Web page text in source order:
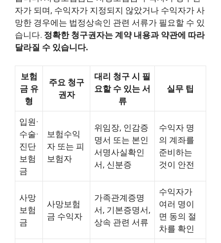
자가 되며, 수익자가 지정되지 않았거나 수익자가 사
망한 경우에는 법정상속인 관련 서류가 필요할 수 있
습니다. 정확한 청구권자는 계약 내용과 약관에 따라
달라질 수 있습니다.
보험
금 유
형
주요 청구
권자
대리 청구 시 필
요할 수 있는 서
류
실무 팁
입원·
수술·
진단
보험
금
보험수익
자 또는 피
보험자
위임장, 인감증
명서 또는 본인
서명사실확인
서, 신분증
수익자 명
의 계좌를
준비하는
것이 안전
사망
보험
금
사망보험
금 수익자
가족관계증명
서, 기본증명서,
상속 관련 서류
수익자가
여러 명이
면 동의 절
차를 확인